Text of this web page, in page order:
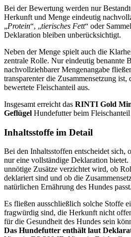
Bei der Bewertung werden nur
Herkunft und Menge eindeutig
„Protein“, „tierisches Fett“ oder
Deklaration bleiben unberücksichtigt.
Neben der Menge spielt auch die
zentrale Rolle. Nur eindeutig benannte
nachvollziehbarer Mengenangabe
transparenter die Zusammensetzung ist,
bewertete Fleischanteil aus.
Insgesamt erreicht das RINTI Gold
Geflügel Hundefutter beim Fleischanteil
Inhaltsstoffe im Detail
Bei den Inhaltsstoffen entscheidet sich,
nur eine vollständige Deklaration
unnötige Zusätze verzichtet wird, ob
deklariert sind und ob die
natürlichen Ernährung des Hundes passt.
Es fließen ausschließlich solche Stoffe
fragwürdig sind, die Herkunft nicht
für die Gesundheit des Hundes sein
Das Hundefutter enthält laut